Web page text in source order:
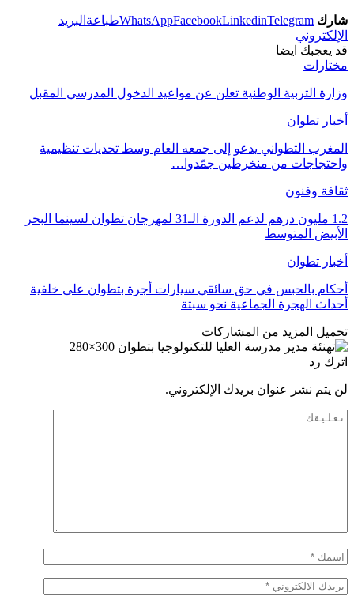
شارك WhatsAppFacebookLinkedinTelegram طباعة البريد
الإلكتروني
قد يعجبك ايضا
مختارات
وزارة التربية الوطنية تعلن عن مواعيد الدخول المدرسي المقبل
أخبار تطوان
المغرب التطواني يدعو إلى جمعه العام وسط تحديات تنظيمية
واحتجاجات من منخرطين جمّدوا…
ثقافة وفنون
1.2 مليون درهم لدعم الدورة الـ31 لمهرجان تطوان لسينما البحر
الأبيض المتوسط
أخبار تطوان
أحكام بالحبس في حق سائقي سيارات أجرة بتطوان على خلفية
أحداث الهجرة الجماعية نحو سبتة
تحميل المزيد من المشاركات
اترك رد
لن يتم نشر عنوان بريدك الإلكتروني.